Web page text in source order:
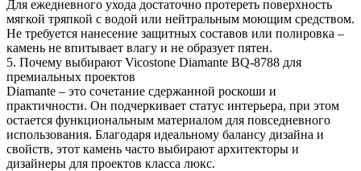
Для ежедневного ухода достаточно протереть поверхность
мягкой тряпкой с водой или нейтральным моющим средством.
Не требуется нанесение защитных составов или полировка –
камень не впитывает влагу и не образует пятен.
5. Почему выбирают Vicostone Diamante BQ-8788 для
премиальных проектов
Diamante – это сочетание сдержанной роскоши и
практичности. Он подчеркивает статус интерьера, при этом
остается функциональным материалом для повседневного
использования. Благодаря идеальному балансу дизайна и
свойств, этот камень часто выбирают архитекторы и
дизайнеры для проектов класса люкс.